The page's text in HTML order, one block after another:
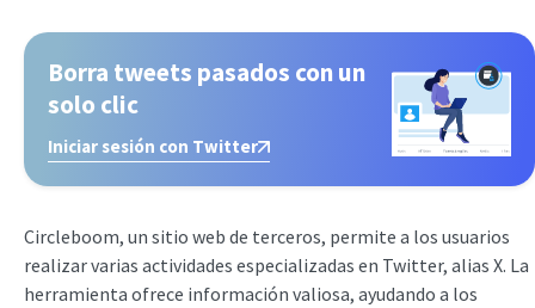
Borra tweets pasados con un
solo clic
Iniciar sesión con Twitter
Circleboom, un sitio web de terceros, permite a los usuarios
realizar varias actividades especializadas en Twitter, alias X. La
herramienta ofrece información valiosa, ayudando a los